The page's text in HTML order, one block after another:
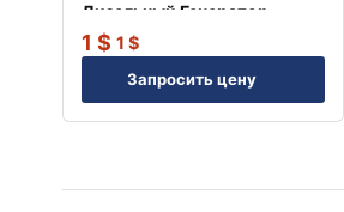
Дизельный Генератор
TJ35BD
1 $ 1 $
Запросить цену